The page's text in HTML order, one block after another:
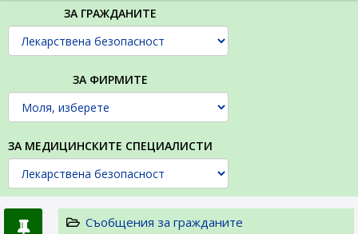
ЗА ГРАЖДАНИТЕ
ЗА ФИРМИТЕ
ЗА МЕДИЦИНСКИТЕ СПЕЦИАЛИСТИ
Съобщения за гражданите